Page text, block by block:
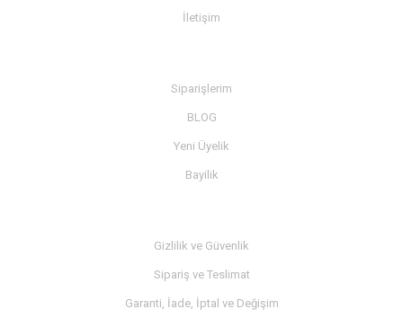
İletişim
Siparişlerim
BLOG
Yeni Üyelik
Bayilik
Gizlilik ve Güvenlik
Sipariş ve Teslimat
Garanti, İade, İptal ve Değişim